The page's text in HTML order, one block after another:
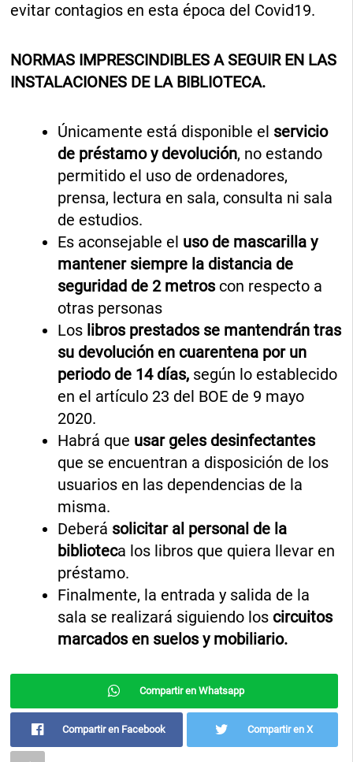
evitar contagios en esta época del Covid19.
NORMAS IMPRESCINDIBLES A SEGUIR EN LAS
INSTALACIONES DE LA BIBLIOTECA.
Únicamente está disponible el servicio
de préstamo y devolución, no estando
permitido el uso de ordenadores,
prensa, lectura en sala, consulta ni sala
de estudios.
Es aconsejable el uso de mascarilla y
mantener siempre la distancia de
seguridad de 2 metroscon respecto a
otras personas
Los libros prestados se mantendrán tras
su devolución en cuarentena por un
periodo de 14 días, según lo establecido
en el artículo 23 del BOE de 9 mayo
2020.
Habrá que usar geles desinfectantes
que se encuentran a disposición de los
usuarios en las dependencias de la
misma.
Deberá solicitar al personal de la
biblioteca los libros que quiera llevar en
préstamo.
Finalmente, la entrada y salida de la
sala se realizará siguiendo los circuitos
marcados en suelos y mobiliario.
Compartir en Whatsapp
Compartir en Facebook Compartir en X